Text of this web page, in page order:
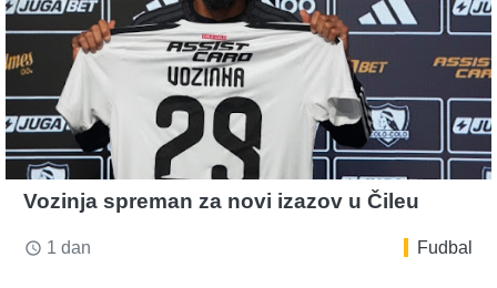
Vozinja spreman za novi izazov u Čileu
access_time 1 dan Fudbal